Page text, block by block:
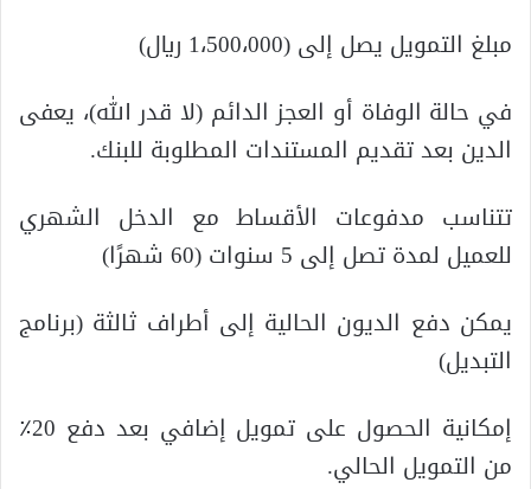
مبلغ التمويل يصل إلى (1،500،000 ريال)
في حالة الوفاة أو العجز الدائم (لا قدر الله)، يعفى
الدين بعد تقديم المستندات المطلوبة للبنك.
تتناسب مدفوعات الأقساط مع الدخل الشهري
للعميل لمدة تصل إلى 5 سنوات (60 شهرًا)
يمكن دفع الديون الحالية إلى أطراف ثالثة (برنامج
التبديل)
إمكانية الحصول على تمويل إضافي بعد دفع 20٪
من التمويل الحالي.